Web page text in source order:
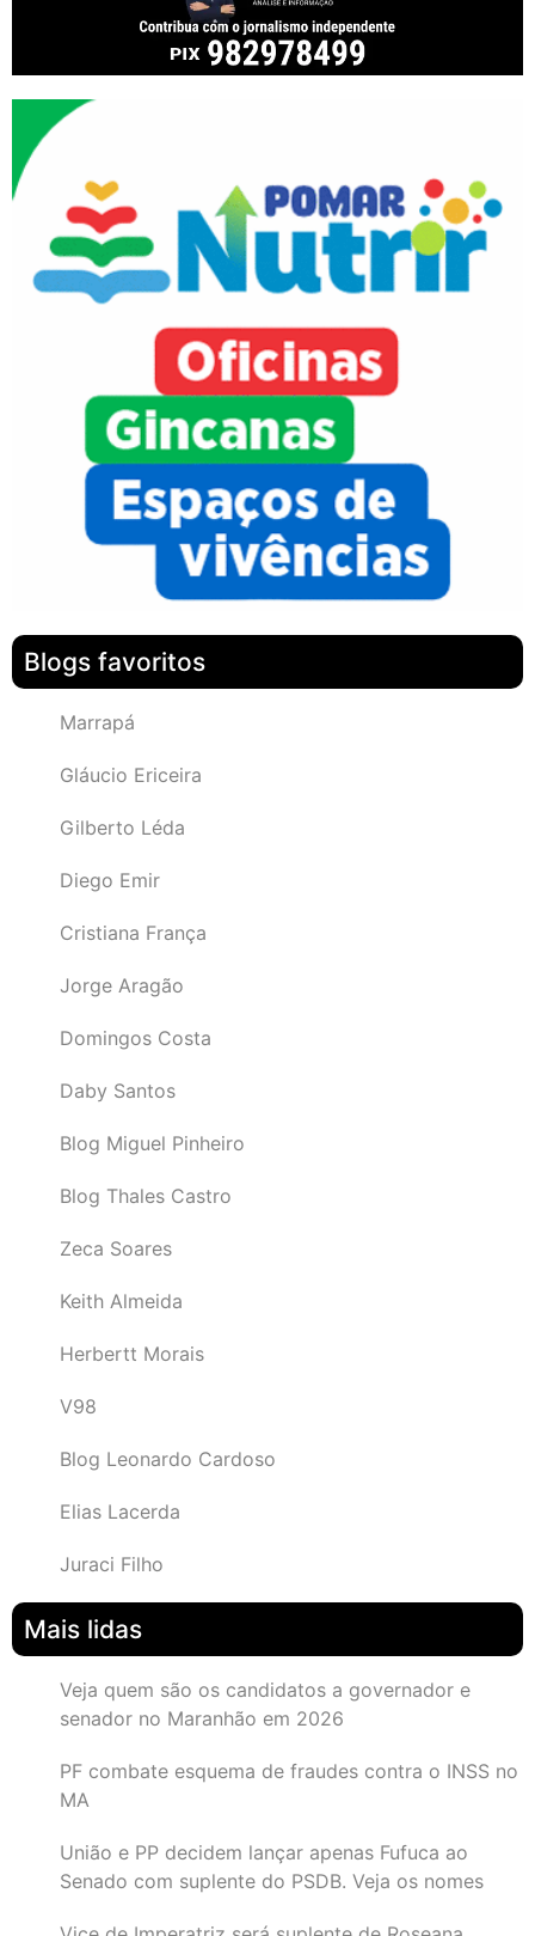
Blogs favoritos
Marrapá
Gláucio Ericeira
Gilberto Léda
Diego Emir
Cristiana França
Jorge Aragão
Domingos Costa
Daby Santos
Blog Miguel Pinheiro
Blog Thales Castro
Zeca Soares
Keith Almeida
Herbertt Morais
V98
Blog Leonardo Cardoso
Elias Lacerda
Juraci Filho
Mais lidas
Veja quem são os candidatos a governador e
senador no Maranhão em 2026
PF combate esquema de fraudes contra o INSS no
MA
União e PP decidem lançar apenas Fufuca ao
Senado com suplente do PSDB. Veja os nomes